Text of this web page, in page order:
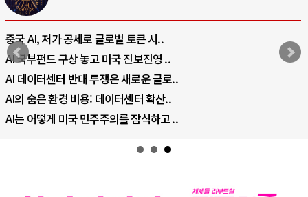
중국 AI, 저가 공세로 글로벌 토큰 시..
AI 국부펀드 구상 놓고 미국 진보진영 ..
AI 데이터센터 반대 투쟁은 새로운 글로..
AI의 숨은 환경 비용: 데이터센터 확산..
AI는 어떻게 미국 민주주의를 잠식하고 ..